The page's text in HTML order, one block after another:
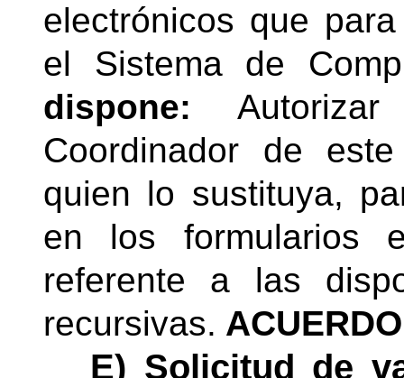
electrónicos que
el Sistema de
dispone:
Coordinador de
quien lo sustituya,
en los formularios
referente a las
recursivas.
E) Solicitud de